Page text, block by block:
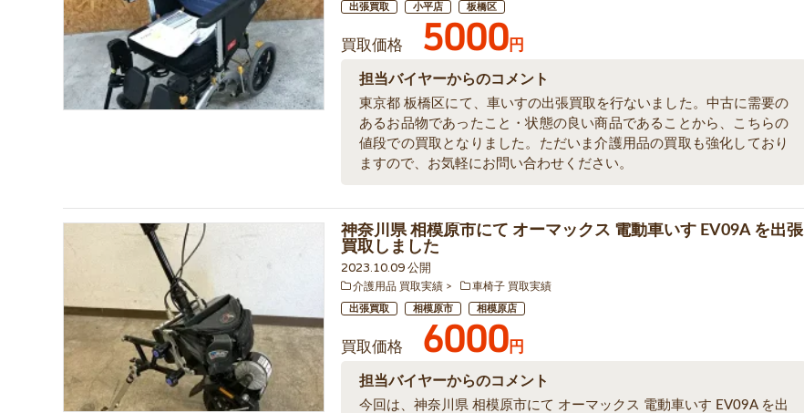
出張買取 小平店 板橋区
買取価格 5000円
担当バイヤーからのコメント
東京都 板橋区にて、車いすの出張買取を行ないました。中古に需要の
あるお品物であったこと・状態の良い商品であることから、こちらの
値段での買取となりました。ただいま介護用品の買取も強化しており
ますので、お気軽にお問い合わせください。
神奈川県 相模原市にて オーマックス 電動車いす EV09A を出張
買取しました
2023.10.09 公開
介護用品 買取実績 車椅子 買取実績
出張買取 相模原市 相模原店
買取価格 6000円
担当バイヤーからのコメント
今回は、神奈川県 相模原市にて オーマックス 電動車いす EV09A を出